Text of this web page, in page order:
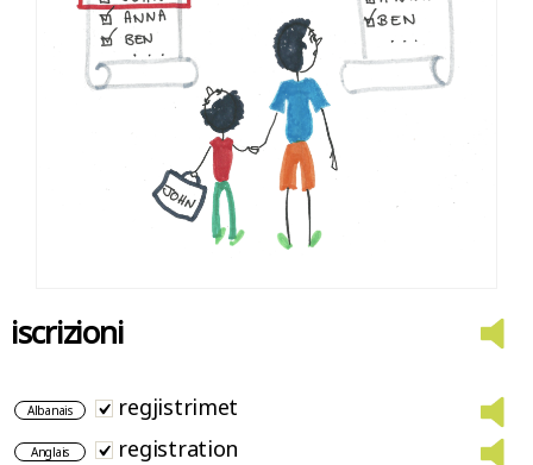
iscrizioni
Albanais regjistrimet
Anglais registration